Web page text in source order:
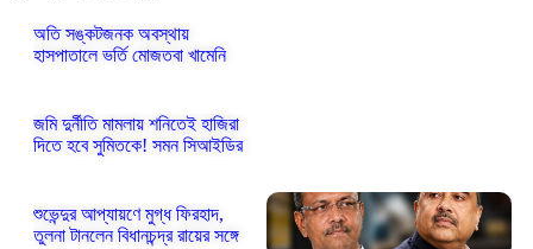
অতি সঙ্কটজনক অবস্থায়
হাসপাতালে ভর্তি মোজতবা খামেনি
জমি দুর্নীতি মামলায় শনিতেই হাজিরা
দিতে হবে সুমিতকে! সমন সিআইডির
শুভেন্দুর আপ্যায়ণে মুগ্ধ ফিরহাদ,
তুলনা টানলেন বিধানচন্দ্র রায়ের সঙ্গে